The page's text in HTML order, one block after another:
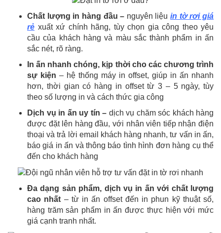
Chất lượng in hàng đầu – nguyên liệuin tờ rơi giá
rẻ xuất xứ chính hãng, tùy chọn gia công theo yêu
cầu của khách hàng và màu sắc thành phẩm in ấn
sắc nét, rõ ràng.
In ấn nhanh chóng, kịp thời cho các chương trình
sự kiện – hệ thống máy in offset, giúp in ấn nhanh
hơn, thời gian có hàng in offset từ 3 – 5 ngày, tùy
theo số lượng in và cách thức gia công
Dịch vụ in ấn uy tín – dịch vụ chăm sóc khách hàng
được đặt lên hàng đầu, với nhân viên tiếp nhận điện
thoại và trả lời email khách hàng nhanh, tư vấn in ấn,
báo giá in ấn và thông báo tình hình đơn hàng cụ thể
đến cho khách hàng
Đa dạng sản phẩm, dịch vụ in ấn với chất lượng
cao nhất – từ in ấn offset đến in phun kỹ thuật số,
hàng trăm sản phẩm in ấn được thực hiện với mức
giá cạnh tranh nhất.